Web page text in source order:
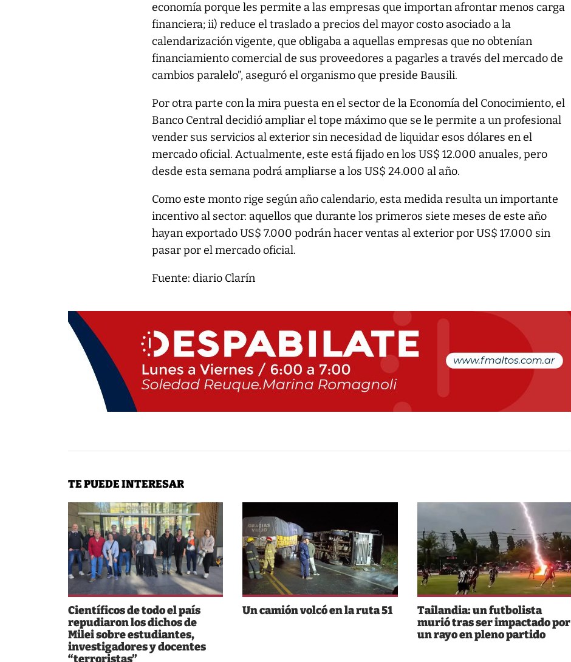
economía porque les permite a las empresas que importan afrontar menos carga
financiera; ii) reduce el traslado a precios del mayor costo asociado a la
calendarización vigente, que obligaba a aquellas empresas que no obtenían
financiamiento comercial de sus proveedores a pagarles a través del mercado de
cambios paralelo”, aseguró el organismo que preside Bausili.
Por otra parte con la mira puesta en el sector de la Economía del Conocimiento, el
Banco Central decidió ampliar el tope máximo que se le permite a un profesional
vender sus servicios al exterior sin necesidad de liquidar esos dólares en el
mercado oficial. Actualmente, este está fijado en los US$ 12.000 anuales, pero
desde esta semana podrá ampliarse a los US$ 24.000 al año.
Como este monto rige según año calendario, esta medida resulta un importante
incentivo al sector: aquellos que durante los primeros siete meses de este año
hayan exportado US$ 7.000 podrán hacer ventas al exterior por US$ 17.000 sin
pasar por el mercado oficial.
Fuente: diario Clarín
TE PUEDE INTERESAR
Científicos de todo el país
repudiaron los dichos de
Milei sobre estudiantes,
investigadores y docentes
“terroristas”
Un camión volcó en la ruta 51
Tailandia: un futbolista
murió tras ser impactado por
un rayo en pleno partido